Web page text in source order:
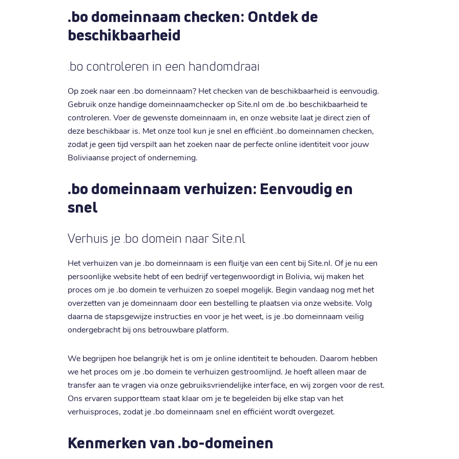
.bo domeinnaam checken: Ontdek de
beschikbaarheid
.bo controleren in een handomdraai
Op zoek naar een .bo domeinnaam? Het checken van de beschikbaarheid is eenvoudig.
Gebruik onze handige domeinnaamchecker op Site.nl om de .bo beschikbaarheid te
controleren. Voer de gewenste domeinnaam in, en onze website laat je direct zien of
deze beschikbaar is. Met onze tool kun je snel en efficiënt .bo domeinnamen checken,
zodat je geen tijd verspilt aan het zoeken naar de perfecte online identiteit voor jouw
Boliviaanse project of onderneming.
.bo domeinnaam verhuizen: Eenvoudig en
snel
Verhuis je .bo domein naar Site.nl
Het verhuizen van je .bo domeinnaam is een fluitje van een cent bij Site.nl. Of je nu een
persoonlijke website hebt of een bedrijf vertegenwoordigt in Bolivia, wij maken het
proces om je .bo domein te verhuizen zo soepel mogelijk. Begin vandaag nog met het
overzetten van je domeinnaam door een bestelling te plaatsen via onze website. Volg
daarna de stapsgewijze instructies en voor je het weet, is je .bo domeinnaam veilig
ondergebracht bij ons betrouwbare platform.
We begrijpen hoe belangrijk het is om je online identiteit te behouden. Daarom hebben
we het proces om je .bo domein te verhuizen gestroomlijnd. Je hoeft alleen maar de
transfer aan te vragen via onze gebruiksvriendelijke interface, en wij zorgen voor de rest.
Ons ervaren supportteam staat klaar om je te begeleiden bij elke stap van het
verhuisproces, zodat je .bo domeinnaam snel en efficiënt wordt overgezet.
Kenmerken van .bo-domeinen